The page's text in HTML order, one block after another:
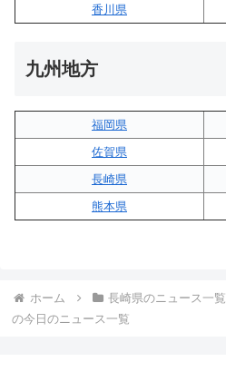
香川県
九州地方
福岡県
佐賀県
長崎県
熊本県
ホーム 長崎県のニュース一覧
の今日のニュース一覧